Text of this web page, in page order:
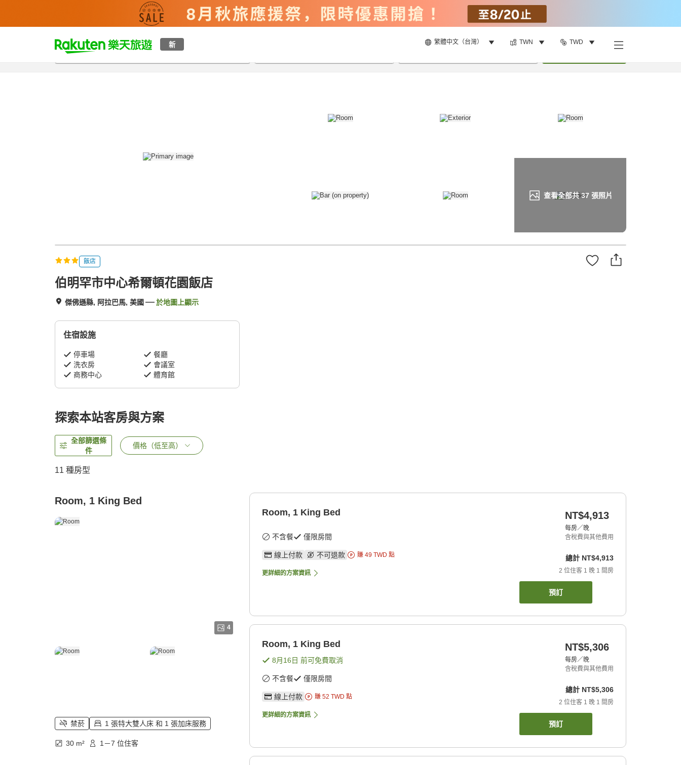
新 繁體中文（台灣） TWN TWD
t
p
查看全部共37 張照片
總覽客房與方案評語設施
飯店
伯明罕市中心希爾頓花園飯店
傑佛遜縣, 阿拉巴馬, 美國 於地圖上顯示
住宿設施
停車場
餐廳
洗衣房
會議室
商務中心
體育館
探索本站客房與方案
全部篩選條
件
價格（低至高）
11 種房型
Room, 1 King Bed
4
禁菸 1 張特大雙人床 和 1 張加床服務
30 m² 1－7 位住客
Room, 1 King Bed
不含餐 僅限房間
線上付款 不可退款 賺 49 TWD 點
更詳細的方案資訊
NT$4,913
每房／晚
含稅費與其他費用
總計 NT$4,913
2 位住客 1 晚 1 間房
預訂
Room, 1 King Bed
8月16日 前可免費取消
不含餐 僅限房間
線上付款 賺 52 TWD 點
更詳細的方案資訊
NT$5,306
每房／晚
含稅費與其他費用
總計 NT$5,306
2 位住客 1 晚 1 間房
預訂